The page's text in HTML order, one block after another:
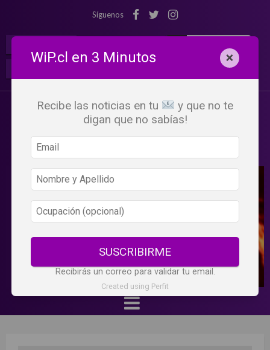
Síguenos
WiP.cl en 3 Minutos ×
Recibe las noticias en tu
y que no te
digan que no sabías!
SUSCRIBIRME
Recibirás un correo para validar tu email.
Created using Perfit